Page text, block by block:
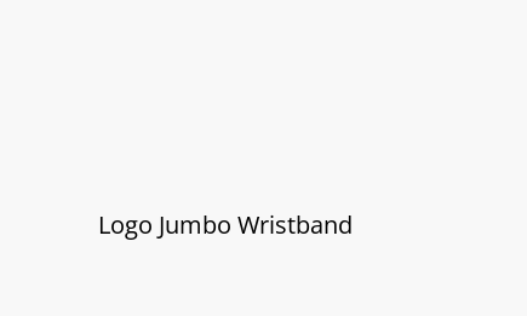
%
Logo Jumbo Wristband